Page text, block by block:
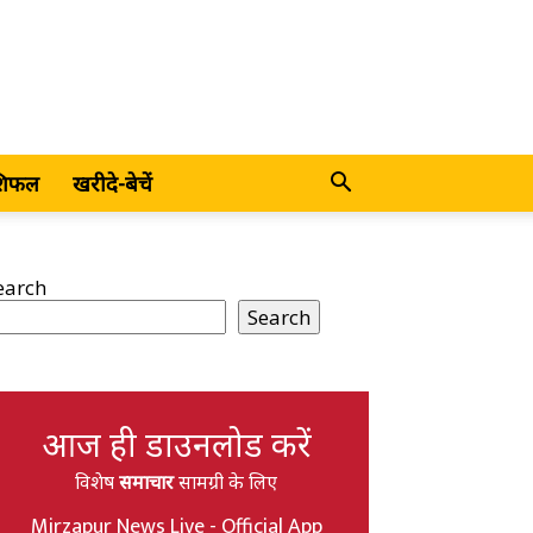
खरीदे-बेचें
Search
आज ही डाउनलोड करें
विशेषसमाचारसामग्री के लिए